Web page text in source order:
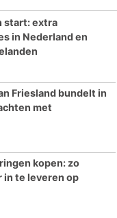
start: extra
in Nederland en
Friesland bundelt in
met
kopen: zo
in te leveren op